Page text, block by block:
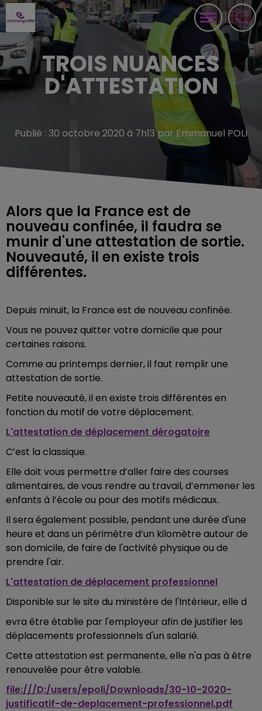
TROIS NUANCES
D'ATTESTATION
Publié : 30 octobre 2020 à 7h13 par Emmanuel POLI
Alors que la France est de
nouveau confinée, il faudra se
munir d'une attestation de sortie.
Nouveauté, il en existe trois
différentes.
Depuis minuit, la France est de nouveau confinée.
Vous ne pouvez quitter votre domicile que pour
certaines raisons.
Comme au printemps dernier, il faut remplir une
attestation de sortie.
Petite nouveauté, il en existe trois différentes en
fonction du motif de votre déplacement.
L'attestation de déplacement dérogatoire
C’est la classique.
Elle doit vous permettre d’aller faire des courses
alimentaires, de vous rendre au travail, d’emmener les
enfants à l’école ou pour des motifs médicaux.
Il sera également possible, pendant une durée d'une
heure et dans un périmètre d’un kilomètre autour de
son domicile, de faire de l'activité physique ou de
prendre l'air.
L'attestation de déplacement professionnel
Disponible sur le site du ministère de l'Intérieur, elle d
evra être établie par l'employeur afin de justifier les
déplacements professionnels d'un salarié.
Cette attestation est permanente, elle n'a pas à être
renouvelée pour être valable.
file:///D:/users/epoli/Downloads/30-10-2020-
justificatif-de-deplacement-professionnel.pdf